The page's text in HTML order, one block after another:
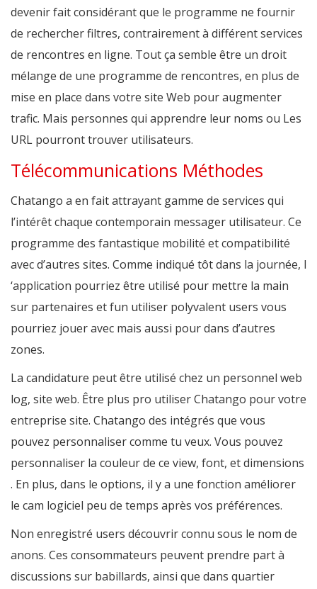
devenir fait considérant que le programme ne fournir
de rechercher filtres, contrairement à différent services
de rencontres en ligne. Tout ça semble être un droit
mélange de une programme de rencontres, en plus de
mise en place dans votre site Web pour augmenter
trafic. Mais personnes qui apprendre leur noms ou Les
URL pourront trouver utilisateurs.
Télécommunications Méthodes
Chatango a en fait attrayant gamme de services qui
l’intérêt chaque contemporain messager utilisateur. Ce
programme des fantastique mobilité et compatibilité
avec d’autres sites. Comme indiqué tôt dans la journée, l
‘application pourriez être utilisé pour mettre la main
sur partenaires et fun utiliser polyvalent users vous
pourriez jouer avec mais aussi pour dans d’autres
zones.
La candidature peut être utilisé chez un personnel web
log, site web. Être plus pro utiliser Chatango pour votre
entreprise site. Chatango des intégrés que vous
pouvez personnaliser comme tu veux. Vous pouvez
personnaliser la couleur de ce view, font, et dimensions
. En plus, dans le options, il y a une fonction améliorer
le cam logiciel peu de temps après vos préférences.
Non enregistré users découvrir connu sous le nom de
anons. Ces consommateurs peuvent prendre part à
discussions sur babillards, ainsi que dans quartier